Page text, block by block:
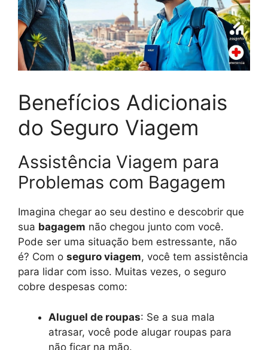
Benefícios Adicionais
do Seguro Viagem
Assistência Viagem para
Problemas com Bagagem
Imagina chegar ao seu destino e descobrir que
sua bagagem não chegou junto com você.
Pode ser uma situação bem estressante, não
é? Com o seguro viagem, você tem assistência
para lidar com isso. Muitas vezes, o seguro
cobre despesas como:
Aluguel de roupas: Se a sua mala
atrasar, você pode alugar roupas para
não ficar na mão.